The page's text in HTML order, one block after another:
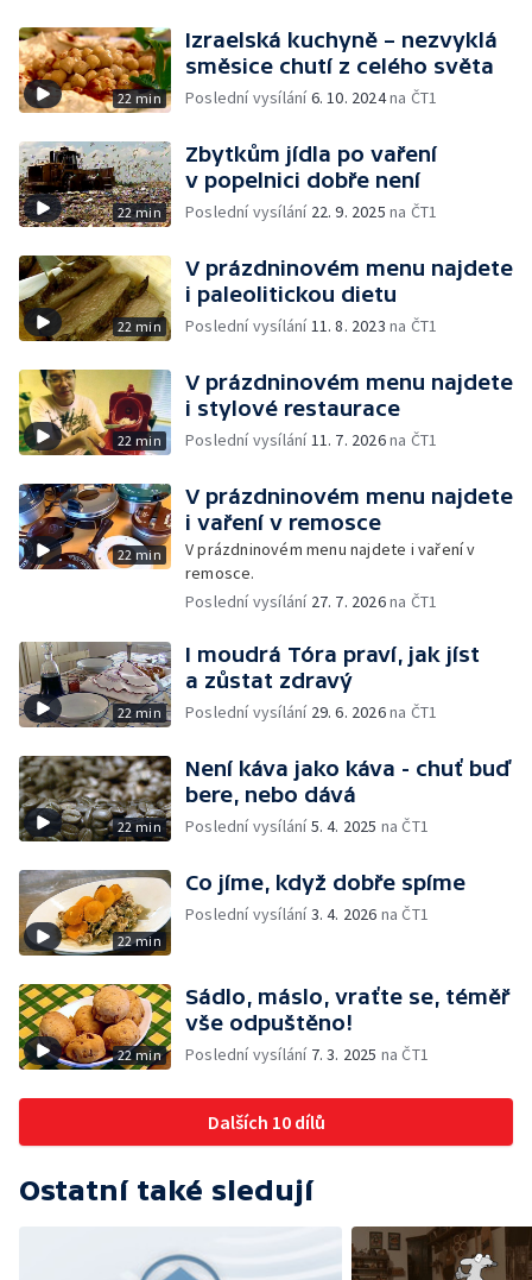
22 min
Izraelská kuchyně – nezvyklá
směsice chutí z celého světa
Poslední vysílání6. 10. 2024na ČT1
22 min
Zbytkům jídla po vaření
v popelnici dobře není
Poslední vysílání 22. 9. 2025 na ČT1
22 min
V prázdninovém menu najdete
i paleolitickou dietu
Poslední vysílání11. 8. 2023 na ČT1
22 min
V prázdninovém menu najdete
i stylové restaurace
Poslední vysílání11. 7. 2026na ČT1
22 min
V prázdninovém menu najdete
i vaření v remosce
V prázdninovém menu najdete i vaření v
remosce.
Poslední vysílání 27. 7. 2026na ČT1
22 min
I moudrá Tóra praví, jak jíst
a zůstat zdravý
Poslední vysílání 29. 6. 2026na ČT1
22 min
Není káva jako káva - chuť buď
bere, nebo dává
Poslední vysílání5. 4. 2025 na ČT1
22 min
Co jíme, když dobře spíme
Poslední vysílání3. 4. 2026 na ČT1
22 min
Sádlo, máslo, vraťte se, téměř
vše odpuštěno!
Poslední vysílání 7. 3. 2025 na ČT1
Dalších 10 dílů
Ostatní také sledují